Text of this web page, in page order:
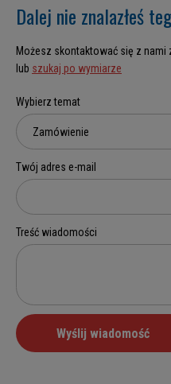
Dalej nie znalazłeś
Możesz skontaktować się z
lub szukaj po wymiarze